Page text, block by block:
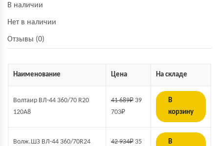
В наличии
Нет в наличии
Отзывы (0)
Наименование Цена На складе
Волтаир ВЛ-44 360/70 R20
120A8
41 689₽ 39
703₽
В
корзину
Волж.ШЗ ВЛ-44 360/70R24
42 934₽ 35
В